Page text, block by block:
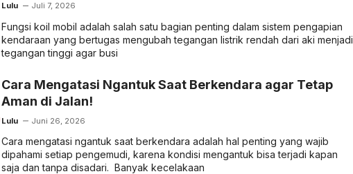
Lulu Juli 7, 2026
Fungsi koil mobil adalah salah satu bagian penting dalam sistem pengapian
kendaraan yang bertugas mengubah tegangan listrik rendah dari aki menjadi
tegangan tinggi agar busi
Cara Mengatasi Ngantuk Saat Berkendara agar Tetap
Aman di Jalan!
Lulu Juni 26, 2026
Cara mengatasi ngantuk saat berkendara adalah hal penting yang wajib
dipahami setiap pengemudi, karena kondisi mengantuk bisa terjadi kapan
saja dan tanpa disadari. Banyak kecelakaan